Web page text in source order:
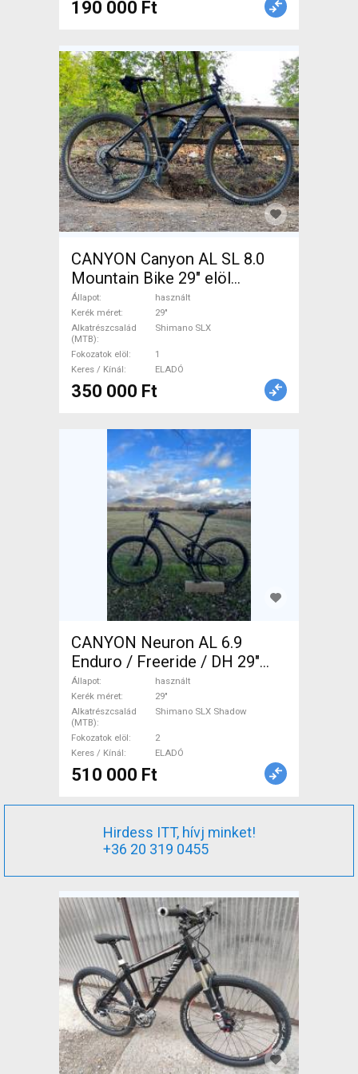
190 000 Ft
CANYON Canyon AL SL 8.0
Mountain Bike 29" elöl
teleszkópos Shimano SLX
használt ELADÓ
Állapot
használt
Kerék méret
29"
Alkatrészcsalád
(MTB)
Shimano SLX
Fokozatok elöl
1
Keres / Kínál
ELADÓ
350 000 Ft
CANYON Neuron AL 6.9
Enduro / Freeride / DH 29"
Shimano SLX Shadow
használt ELADÓ
Állapot
használt
Kerék méret
29"
Alkatrészcsalád
(MTB)
Shimano SLX Shadow
Fokozatok elöl
2
Keres / Kínál
ELADÓ
510 000 Ft
Hirdess ITT, hívj minket!
+36 20 319 0455